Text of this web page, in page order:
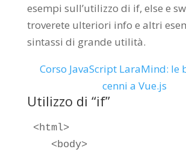
esempi sull’utilizzo di if, else e
troverete ulteriori info e altri
sintassi di grande utilità.
Corso JavaScript LaraMind: le
cenni a Vue.js
Utilizzo di “if”
<html>
   <body>